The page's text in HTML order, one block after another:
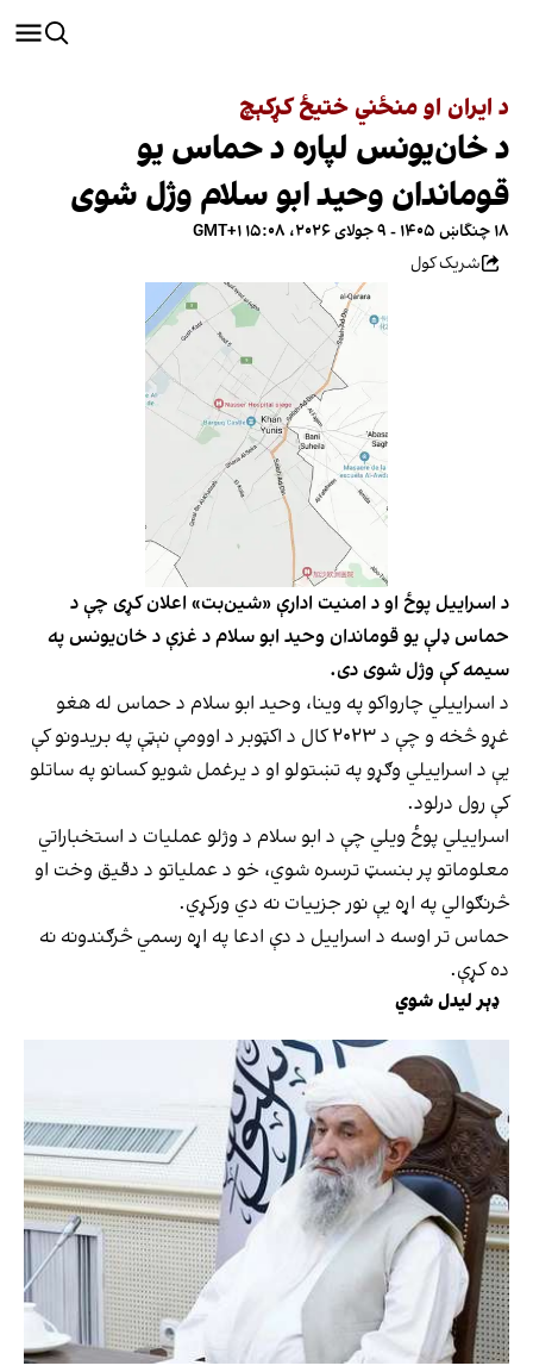
د ایران او منځني ختیځ کړکېچ
د خان‌یونس لپاره د حماس یو
قوماندان وحید ابو سلام وژل شوی
۱۸ چنگاښ ۱۴۰۵ - ۹ جولای ۲۰۲۶، ۱۵:۰۸ GMT+۱
شریک کول
د اسراییل پوځ او د امنیت ادارې «شین‌بت» اعلان کړی چې د
حماس ډلې یو قوماندان وحید ابو سلام د غزې د خان‌یونس په
سیمه کې وژل شوی دی.
د اسراییلي چارواکو په وینا، وحید ابو سلام د حماس له هغو
غړو څخه و چې د ۲۰۲۳ کال د اکټوبر د اوومې نېټې په بریدونو کې
یې د اسراییلي وګړو په تښتولو او د یرغمل شویو کسانو په ساتلو
کې رول درلود.
اسراییلي پوځ ویلي چې د ابو سلام د وژلو عملیات د استخباراتي
معلوماتو پر بنسټ ترسره شوي، خو د عملیاتو د دقیق وخت او
څرنګوالي په اړه یې نور جزییات نه دي ورکړي.
حماس تر اوسه د اسراییل د دې ادعا په اړه رسمي څرګندونه نه
ده کړې.
ډېر لیدل شوي